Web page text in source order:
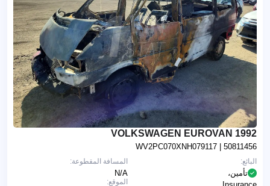
1992 VOLKSWAGEN EUROVAN
WV2PC070XNH079117 | 50811456
المسافة المقطوعة:
N/A
الموقع:
البائع:
تأمين،